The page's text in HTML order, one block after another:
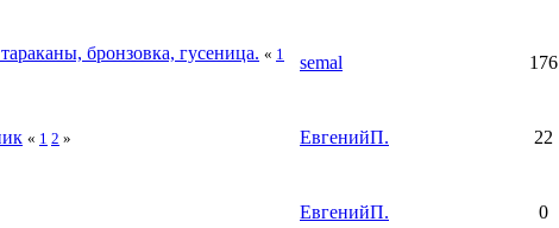
бронзовка, гусеница. « 1
semal 176
« 1 2 » ЕвгенийП. 22
ЕвгенийП. 0